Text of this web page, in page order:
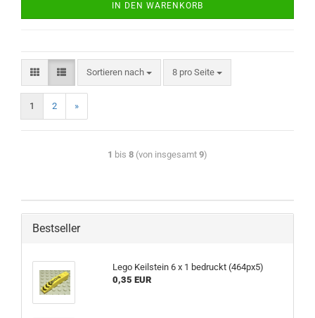
IN DEN WARENKORB
Sortieren nach 8 pro Seite
1 2 »
1 bis 8 (von insgesamt 9)
Bestseller
Lego Keilstein 6 x 1 bedruckt (464px5)
0,35 EUR